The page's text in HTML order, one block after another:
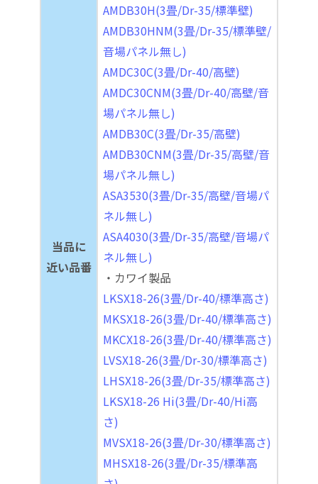
当品に
近い品番
AMDB30H(3畳/Dr-35/標準壁)
AMDB30HNM(3畳/Dr-35/標準壁/
音場パネル無し)
AMDC30C(3畳/Dr-40/高壁)
AMDC30CNM(3畳/Dr-40/高壁/音
場パネル無し)
AMDB30C(3畳/Dr-35/高壁)
AMDB30CNM(3畳/Dr-35/高壁/音
場パネル無し)
ASA3530(3畳/Dr-35/高壁/音場パ
ネル無し)
ASA4030(3畳/Dr-35/高壁/音場パ
ネル無し)
・カワイ製品
LKSX18-26(3畳/Dr-40/標準高さ)
MKSX18-26(3畳/Dr-40/標準高さ)
MKCX18-26(3畳/Dr-40/標準高さ)
LVSX18-26(3畳/Dr-30/標準高さ)
LHSX18-26(3畳/Dr-35/標準高さ)
LKSX18-26 Hi(3畳/Dr-40/Hi高
さ)
MVSX18-26(3畳/Dr-30/標準高さ)
MHSX18-26(3畳/Dr-35/標準高